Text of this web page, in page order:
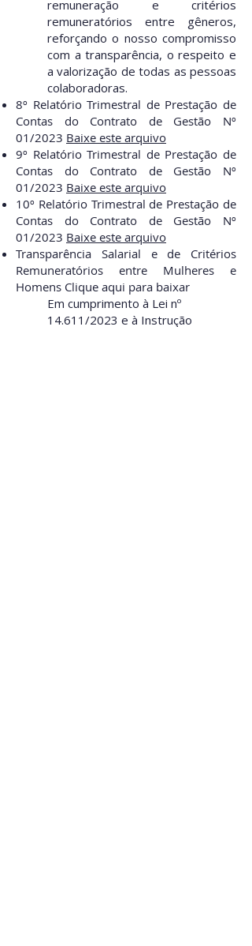
remuneração e critérios
remuneratórios entre gêneros,
reforçando o nosso compromisso
com a transparência, o respeito e
a valorização de todas as pessoas
colaboradoras.
8º Relatório Trimestral de Prestação de
Contas do Contrato de Gestão Nº
01/2023 Baixe este arquivo
9º Relatório Trimestral de Prestação de
Contas do Contrato de Gestão Nº
01/2023 Baixe este arquivo
10º Relatório Trimestral de Prestação de
Contas do Contrato de Gestão Nº
01/2023 Baixe este arquivo
Transparência Salarial e de Critérios
Remuneratórios entre Mulheres e
Homens Clique aqui para baixar
Em cumprimento à Lei nº
14.611/2023 e à Instrução